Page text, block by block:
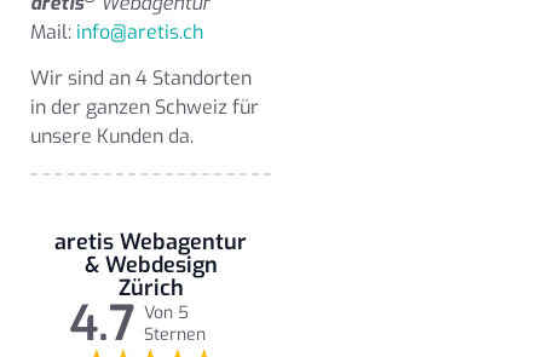
Mail: info@aretis.ch
Wir sind an 4 Standorten
in der ganzen Schweiz für
unsere Kunden da.
aretis Webagentur
& Webdesign
Zürich
4.7 Von 5
Sternen